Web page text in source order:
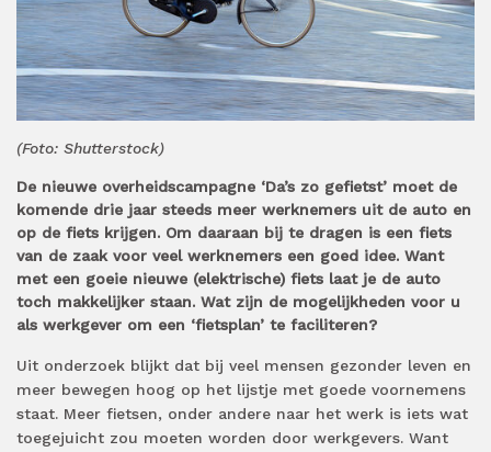
(Foto: Shutterstock)
De nieuwe overheidscampagne ‘Da’s zo gefietst’ moet de
komende drie jaar steeds meer werknemers uit de auto en
op de fiets krijgen. Om daaraan bij te dragen is een fiets
van de zaak voor veel werknemers een goed idee. Want
met een goeie nieuwe (elektrische) fiets laat je de auto
toch makkelijker staan. Wat zijn de mogelijkheden voor u
als werkgever om een ‘fietsplan’ te faciliteren?
Uit onderzoek blijkt dat bij veel mensen gezonder leven en
meer bewegen hoog op het lijstje met goede voornemens
staat. Meer fietsen, onder andere naar het werk is iets wat
toegejuicht zou moeten worden door werkgevers. Want